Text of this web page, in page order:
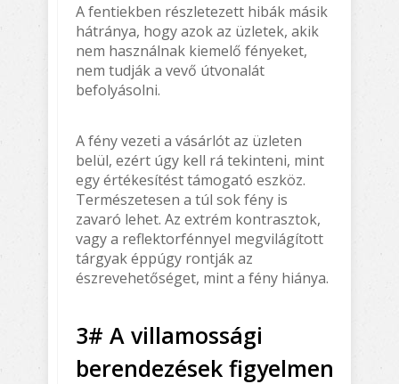
A fentiekben részletezett hibák másik
hátránya, hogy azok az üzletek, akik
nem használnak kiemelő fényeket,
nem tudják a vevő útvonalát
befolyásolni.
A fény vezeti a vásárlót az üzleten
belül, ezért úgy kell rá tekinteni, mint
egy értékesítést támogató eszköz.
Természetesen a túl sok fény is
zavaró lehet. Az extrém kontrasztok,
vagy a reflektorfénnyel megvilágított
tárgyak éppúgy rontják az
észrevehetőséget, mint a fény hiánya.
3# A villamossági
berendezések figyelmen